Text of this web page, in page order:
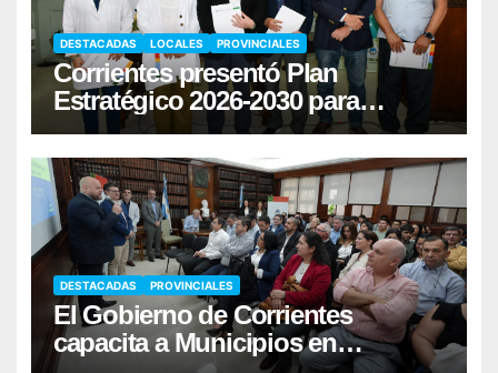
DESTACADAS LOCALES PROVINCIALES
Corrientes presentó Plan
Estratégico 2026-2030 para
fortalecer la donación de órganos
DESTACADAS PROVINCIALES
El Gobierno de Corrientes
capacita a Municipios en